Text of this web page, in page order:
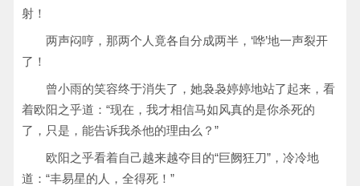
射！
两声闷哼，那两个人竟各自分成两半，‘哗’地一声裂开
了！
曾小雨的笑容终于消失了，她袅袅婷婷地站了起来，看
着欧阳之乎道：“现在，我才相信马如风真的是你杀死的
了，只是，能告诉我杀他的理由么？”
欧阳之乎看着自己越来越夺目的“巨阙狂刀”，冷冷地
道：“丰易星的人，全得死！”